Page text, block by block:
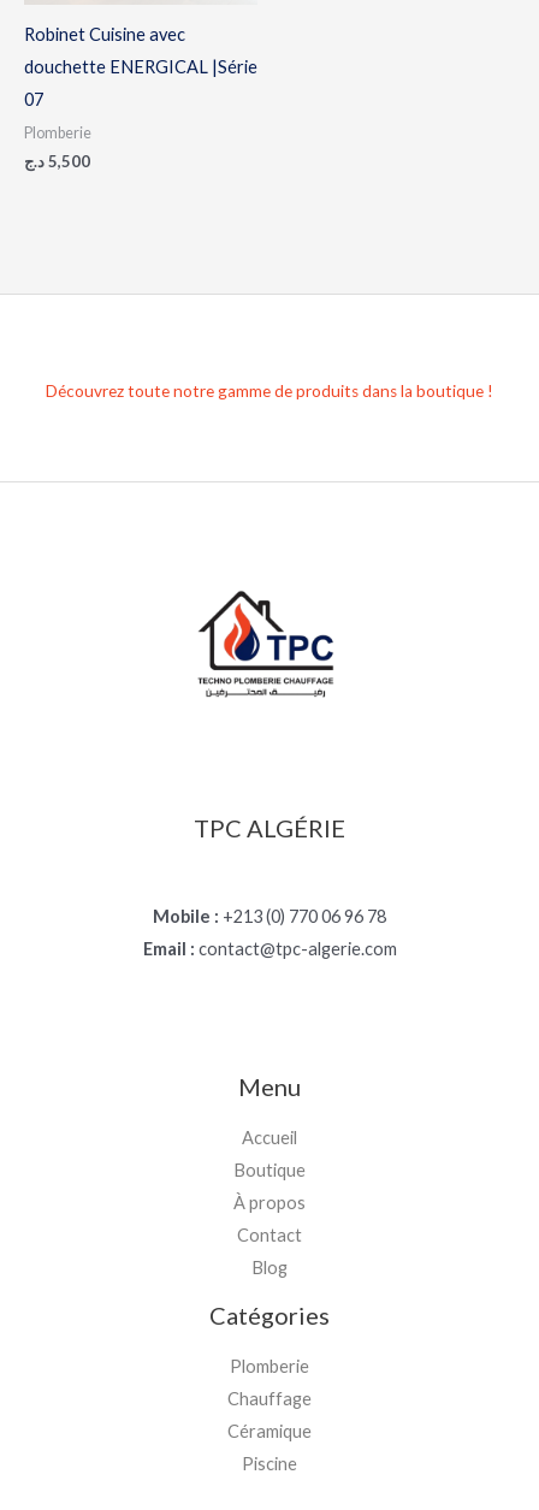
Robinet Cuisine avec
douchette ENERGICAL |Série
07
Plomberie
5,500د.ج
Découvrez toute notre gamme de produits dans la boutique !
TPC ALGÉRIE
Mobile : +213 (0) 770 06 96 78
Email : contact@tpc-algerie.com
Menu
Accueil
Boutique
À propos
Contact
Blog
Catégories
Plomberie
Chauffage
Céramique
Piscine